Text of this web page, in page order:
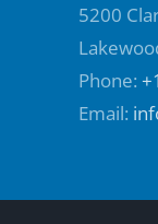
5200
Phone:
Email: